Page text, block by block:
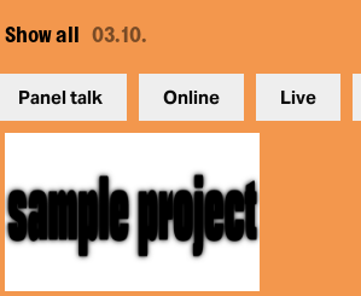
Show all 03.10.
Panel talk Online Live